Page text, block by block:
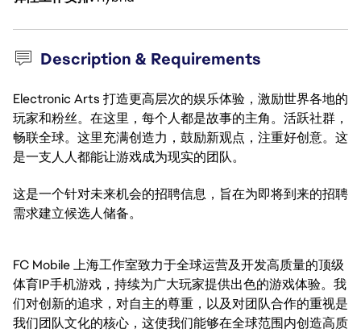
Description & Requirements
Electronic Arts 打造更高层次的娱乐体验，激励世界各地的
玩家和粉丝。在这里，每个人都是故事的主角。活跃社群，
畅联全球。这里充满创造力，鼓励新观点，注重好创意。这
是一支人人都能让游戏成为现实的团队。
这是一个针对未来机会的招聘信息，旨在为即将到来的招聘
需求建立候选人储备。
FC Mobile 上海工作室致力于全球运营及开发高质量的顶级
体育IP手机游戏，持续为广大玩家提供出色的游戏体验。我
们对创新的追求，对自主的尊重，以及对团队合作的重视是
我们团队文化的核心，这使我们能够在全球范围内创造高质